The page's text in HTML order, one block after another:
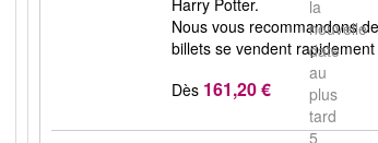
la
nouvelle
date
au
plus
tard
5
Harry Potter.
Nous vous recommandons
billets se vendent rapidement
Dès 161,20 €